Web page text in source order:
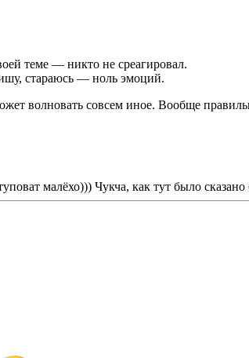
теме — никто не среагировал.
стараюсь — ноль эмоций.
волновать совсем иное. Вообще
малёхо))) Чукча, как тут было